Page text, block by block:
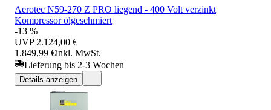
Aerotec N59-270 Z PRO liegend - 400 Volt verzinkt
Kompressor ölgeschmiert
-13 %
UVP 2.124,00 €
1.849,99 €inkl. MwSt.
Lieferung bis 2-3 Wochen
Details anzeigen